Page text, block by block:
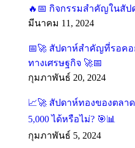
🔥📅 กิจกรรมสำคัญในสัป
มีนาคม 11, 2024
📅🚀 สัปดาห์สำคัญที่รอค
ทางเศรษฐกิจ 🚀📅
กุมภาพันธ์ 20, 2024
📈🚀 สัปดาห์ทองของตลา
5,000 ได้หรือไม่? 🎯📊
กุมภาพันธ์ 5, 2024